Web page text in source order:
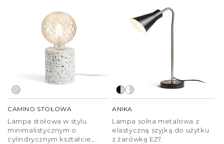
CAMINO STOŁOWA
Lampa stołowa w stylu
minimalistycznym o
cylindrycznym kształcie,
ANIKA
Lampa solna metalowa z
elastyczną szyjką do użytku
z żarówką E27.